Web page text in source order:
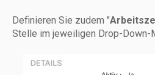
Definieren Sie zudem "
Stelle im jeweiligen Drop-Down-